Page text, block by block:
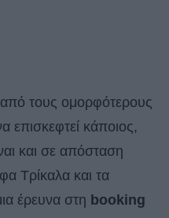
από τους ομορφότερους
επισκεφτεί κάποιος,
και σε απόσταση
Τρίκαλα και τα
έρευνα στη booking